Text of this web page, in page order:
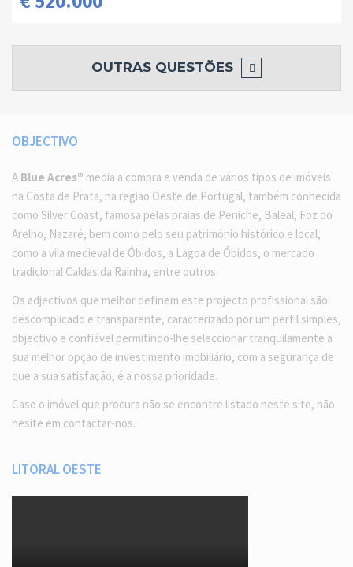
OUTRAS QUESTÕES
OBJECTIVO
A Blue Acres® media a compra e venda de vários tipos de imóveis
na Costa de Prata, na região Oeste de Portugal, também conhecida
como Silver Coast, famosa pelas praias de Peniche, Baleal, Foz do
Arelho, Nazaré, bem como pelo seu património histórico e local,
como a vila medieval de Óbidos, a Lagoa de Óbidos, o mercado
tradicional Caldas da Rainha, entre outros.
Os adjectivos que melhor definem este projecto profissional são:
descomplicado e transparente, caracterizado por um perfil simples,
objectivo e confiável permitindo-lhe seleccionar tranquilamente a
sua melhor opção de investimento imobiliário, com a segurança de
que a sua satisfação, é a nossa prioridade.
Caso o imóvel que procura não se encontre listado neste site, não
hesite em contactar-nos.
LITORAL OESTE